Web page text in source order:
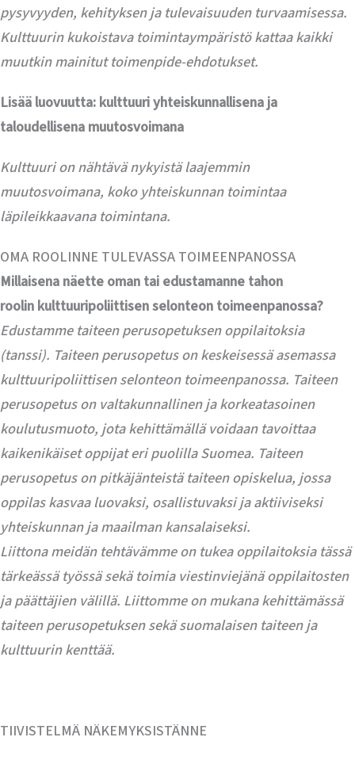
pysyvyyden, kehityksen ja tulevaisuuden turvaamisessa.
Kulttuurin kukoistava toimintaympäristö kattaa kaikki
muutkin mainitut toimenpide-ehdotukset.
Lisää luovuutta: kulttuuri yhteiskunnallisena ja
taloudellisena muutosvoimana
Kulttuuri on nähtävä nykyistä laajemmin
muutosvoimana, koko yhteiskunnan toimintaa
läpileikkaavana toimintana.
OMA ROOLINNE TULEVASSA TOIMEENPANOSSA
Millaisena näette oman tai edustamanne tahon
roolin kulttuuripoliittisen selonteon toimeenpanossa?
Edustamme taiteen perusopetuksen oppilaitoksia
(tanssi). Taiteen perusopetus on keskeisessä asemassa
kulttuuripoliittisen selonteon toimeenpanossa. Taiteen
perusopetus on valtakunnallinen ja korkeatasoinen
koulutusmuoto, jota kehittämällä voidaan tavoittaa
kaikenikäiset oppijat eri puolilla Suomea. Taiteen
perusopetus on pitkäjänteistä taiteen opiskelua, jossa
oppilas kasvaa luovaksi, osallistuvaksi ja aktiiviseksi
yhteiskunnan ja maailman kansalaiseksi.
Liittona meidän tehtävämme on tukea oppilaitoksia tässä
tärkeässä työssä sekä toimia viestinviejänä oppilaitosten
ja päättäjien välillä. Liittomme on mukana kehittämässä
taiteen perusopetuksen sekä suomalaisen taiteen ja
kulttuurin kenttää.
TIIVISTELMÄ NÄKEMYKSISTÄNNE